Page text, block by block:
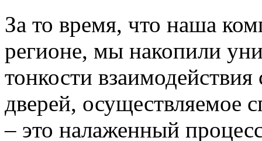
За то время, что наша
регионе, мы накопили
тонкости
дверей, осуществляемое
– это налаженный